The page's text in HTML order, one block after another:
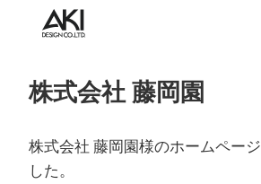
株式会社 藤岡園
株式会社 藤岡園様のホームペー
した。